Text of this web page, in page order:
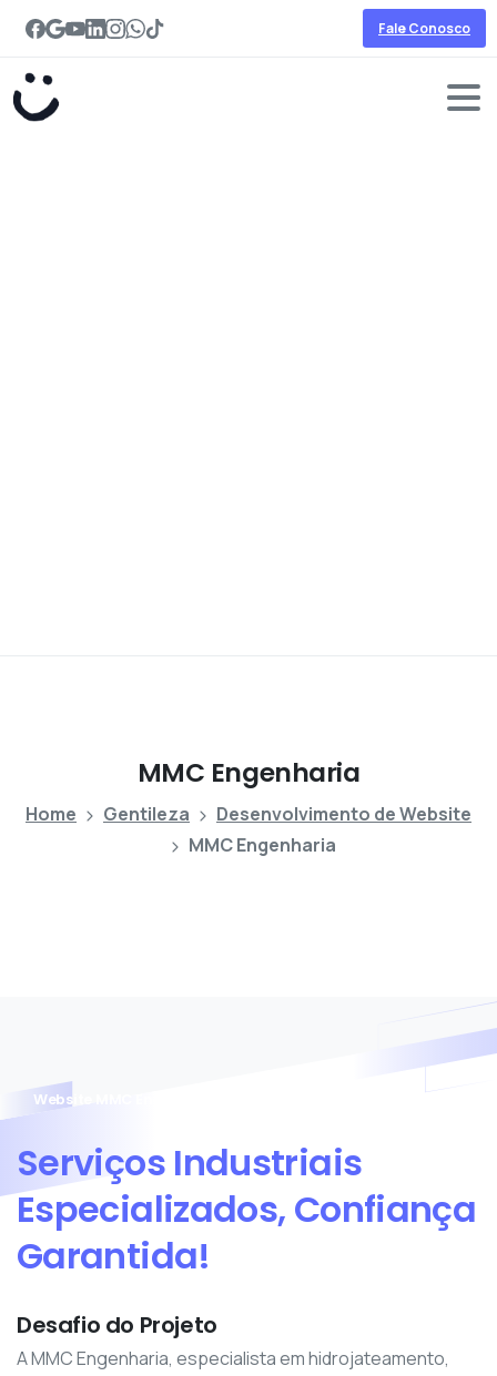
Fale Conosco
MMC Engenharia
Home Gentileza
Desenvolvimento de Website
MMC Engenharia
Website MMC Engenharia
Serviços Industriais
Especializados, Confiança
Garantida!
Desafio do Projeto
A MMC Engenharia, especialista em hidrojateamento,